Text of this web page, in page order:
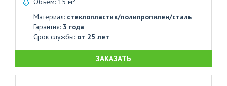
Материал: стеклопластик/полипропилен/сталь
Гарантия: 3 года
Срок службы: от 25 лет
ЗАКАЗАТЬ